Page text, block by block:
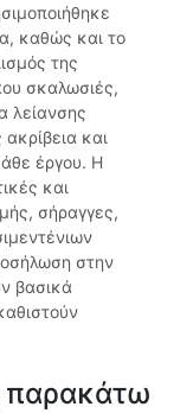
καθώς και το
της
σκαλωσιές,
λείανσης
και
έργου. Η
και
σήραγγες,
στην
βασικά
παρακάτω